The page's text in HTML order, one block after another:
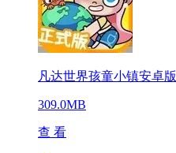
凡达世界孩童小镇安卓版
309.0MB
查 看